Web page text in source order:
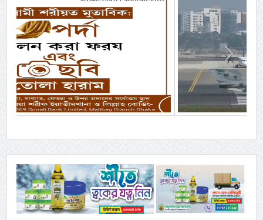
Previous Next